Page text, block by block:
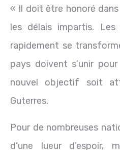
« Il doit être honoré
les délais impartis. Les
rapidement se
pays doivent s’unir
nouvel objectif soit
Guterres.
Pour de nombreuses
d’une lueur d’espoir,